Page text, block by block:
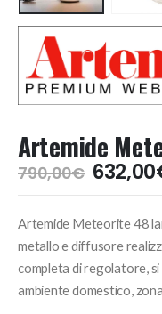
Artemide
790,00€ Il
prezzo
era:
632,00
Artemide Meteorite 48
metallo e diffusore
completa di regolatore,
ambiente domestico,